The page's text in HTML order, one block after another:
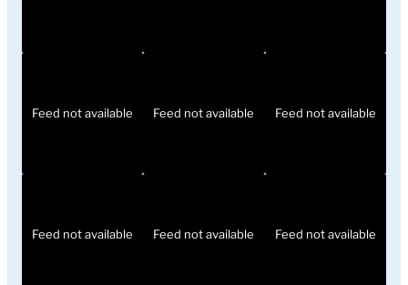
Feed not available Feed not available Feed not available
Feed not available Feed not available Feed not available